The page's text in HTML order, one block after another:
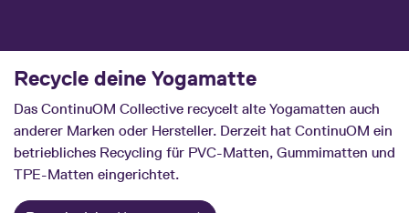
Recycle deine Yogamatte
Das ContinuOM Collective recycelt alte Yogamatten auch
anderer Marken oder Hersteller. Derzeit hat ContinuOM ein
betriebliches Recycling für PVC-Matten, Gummimatten und
TPE-Matten eingerichtet.